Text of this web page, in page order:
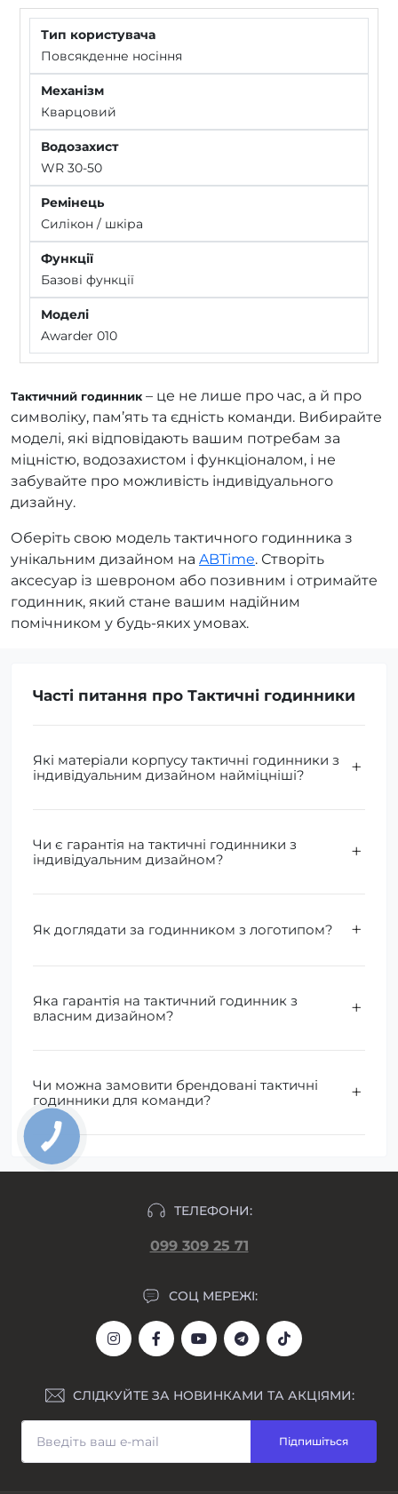
Повсякденне носіння
Кварцовий
WR 30-50
Силікон / шкіра
Базові функції
Awarder 010
Тактичний годинник – це не лише про час, а й про
символіку, пам’ять та єдність команди. Вибирайте
моделі, які відповідають вашим потребам за
міцністю, водозахистом і функціоналом, і не
забувайте про можливість індивідуального
дизайну.
Оберіть свою модель тактичного годинника з
унікальним дизайном на ABTime. Створіть
аксесуар із шевроном або позивним і отримайте
годинник, який стане вашим надійним
помічником у будь-яких умовах.
Часті питання про Тактичні годинники
Які матеріали корпусу тактичні годинники з
індивідуальним дизайном найміцніші?
Чи є гарантія на тактичні годинники з
індивідуальним дизайном?
Як доглядати за годинником з логотипом?
Яка гарантія на тактичний годинник з
власним дизайном?
Чи можна замовити брендовані тактичні
годинники для команди?
ТЕЛЕФОНИ:
099 309 25 71
СОЦ МЕРЕЖІ:
СЛІДКУЙТЕ ЗА НОВИНКАМИ ТА АКЦІЯМИ:
Підпишіться